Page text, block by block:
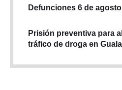
Defunciones 6 de agosto
Prisión preventiva para
tráfico de droga en